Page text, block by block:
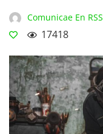
Comunicae En RSS
17418